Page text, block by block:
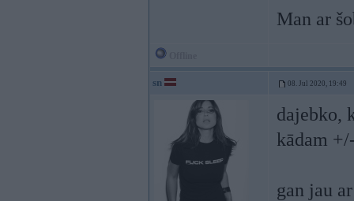
Man ar
sn 08. Jul 2020, 19:49
dajebko,
kādam
gan jau